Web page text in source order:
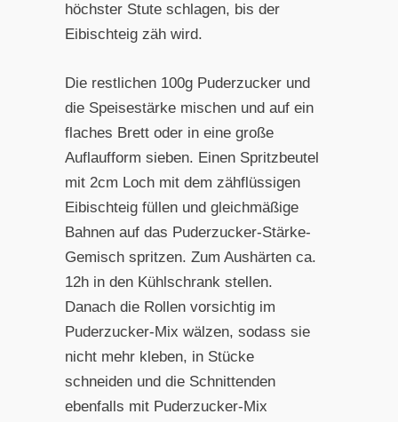
höchster Stute schlagen, bis der
Eibischteig zäh wird.
Die restlichen 100g Puderzucker und
die Speisestärke mischen und auf ein
flaches Brett oder in eine große
Auflaufform sieben. Einen Spritzbeutel
mit 2cm Loch mit dem zähflüssigen
Eibischteig füllen und gleichmäßige
Bahnen auf das Puderzucker-Stärke-
Gemisch spritzen. Zum Aushärten ca.
12h in den Kühlschrank stellen.
Danach die Rollen vorsichtig im
Puderzucker-Mix wälzen, sodass sie
nicht mehr kleben, in Stücke
schneiden und die Schnittenden
ebenfalls mit Puderzucker-Mix